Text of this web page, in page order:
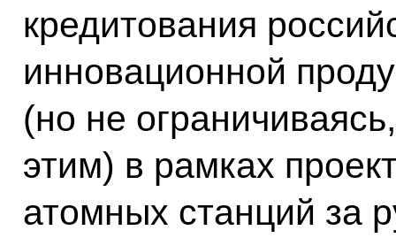
кредитования
инновационной
(но не
этим) в рамках
атомных станций за